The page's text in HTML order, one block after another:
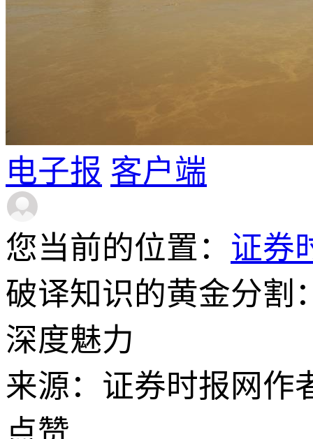
电子报 客户端
您当前的位置： 证券
破译知识的黄金分割
深度魅力
来源：证券时报网作